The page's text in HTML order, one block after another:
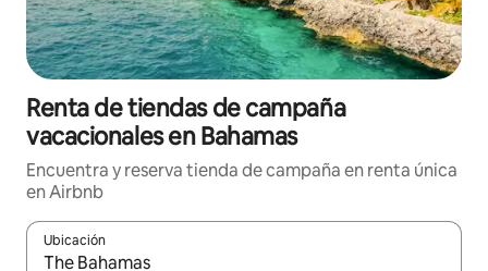
Renta de tiendas de campaña
vacacionales en Bahamas
Encuentra y reserva tienda de campaña en renta única
en Airbnb
Ubicación
Cuando los resultados estén disponibles, podrás navegar